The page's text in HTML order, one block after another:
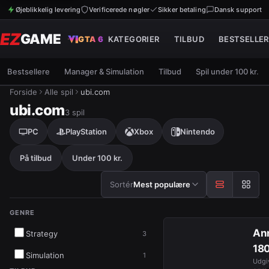
Øjeblikkelig levering Verificerede nøgler Sikker betaling Dansk support
EZGAME GTA 6 KATEGORIER TILBUD
Bestsellere Manager & Simulation Tilbud Spil under 100 kr.
Forside Alle spil ubi.com
ubi.com3spil
PC
PlayStation Xbox Nintendo
På tilbud Under 100 kr.
Sortér efter
SortérMest populære
GENRE
Strategy 3
Simulation
1
Resultater